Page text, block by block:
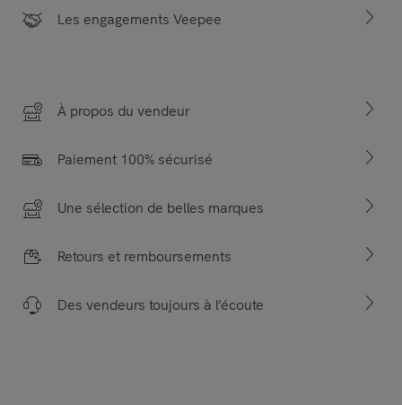
Les engagements Veepee
À propos du vendeur
Paiement 100% sécurisé
Une sélection de belles marques
Retours et remboursements
Des vendeurs toujours à l’écoute